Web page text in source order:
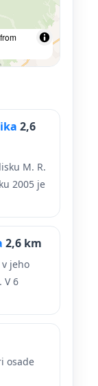
2,6
M. R.
2005 je
2,6 km
jeho
V 6
osade